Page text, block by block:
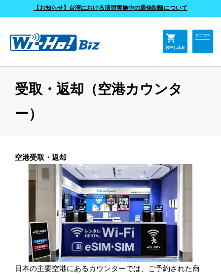
【お知らせ】台湾における演習実施中の通信制限について
shopping_cart
お申し込み
メニュー
よくあるご質問
受取・返却（空港カウンタ
ー）
空港受取・返却
日本の主要空港にあるカウンターでは、ご予約された商